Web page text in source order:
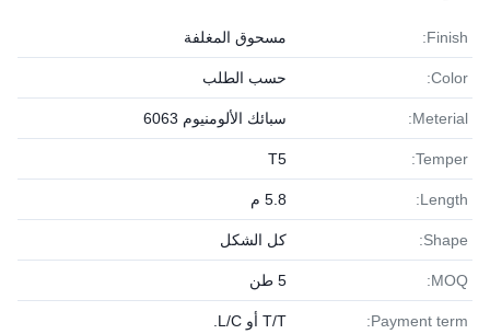
Finish: مسحوق المغلفة
Color: حسب الطلب
Meterial: سبائك الألومنيوم 6063
Temper:
T5
Length: 5.8 م
Shape: كل الشكل
MOQ: 5 طن
Payment term: T/T أو L/C.